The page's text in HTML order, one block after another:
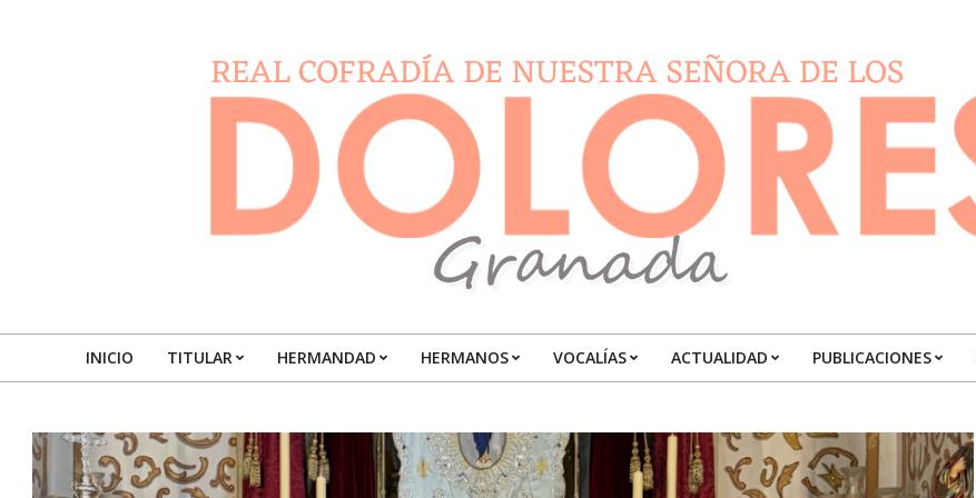
DOLORESGRANADA
Primary
Menu
INICIO TITULAR HERMANDAD HERMANOS VOCALÍAS ACTUALIDAD PUBLICACIONES